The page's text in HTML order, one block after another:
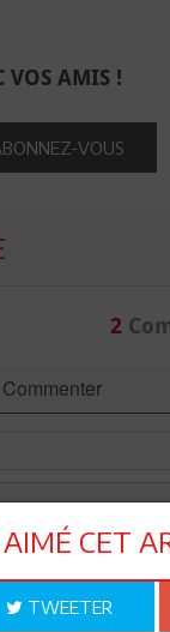
VOS AMIS !
VOUS
2
Commenter
CET
TWEETER